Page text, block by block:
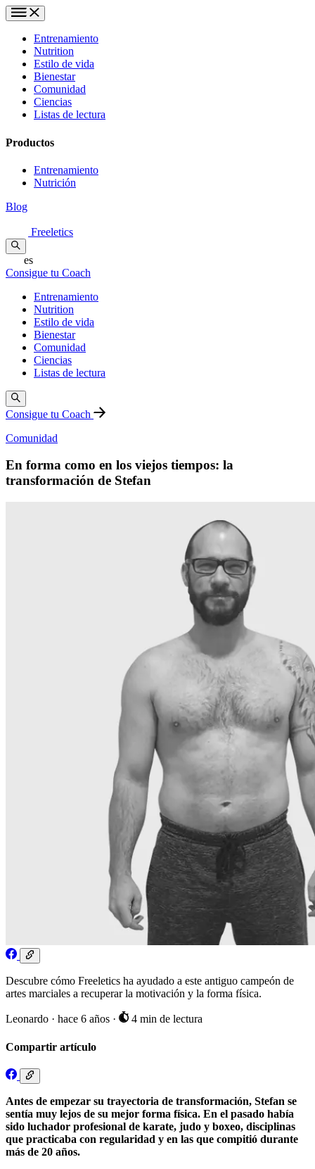
Entrenamiento
Nutrition
Estilo de vida
Bienestar
Comunidad
Ciencias
Listas de lectura
Productos
Entrenamiento
Nutrición
Blog
Freeletics
es
Consigue tu Coach
Entrenamiento
Nutrition
Estilo de vida
Bienestar
Comunidad
Ciencias
Listas de lectura
Consigue tu Coach
Comunidad
En forma como en los viejos tiempos: la
transformación de Stefan
Descubre cómo Freeletics ha ayudado a este antiguo campeón de
artes marciales a recuperar la motivación y la forma física.
Leonardo · hace 6 años · 4 min de lectura
Compartir artículo
Antes de empezar su trayectoria de transformación, Stefan se
sentía muy lejos de su mejor forma física. En el pasado había
sido luchador profesional de karate, judo y boxeo, disciplinas
que practicaba con regularidad y en las que compitió durante
más de 20 años.